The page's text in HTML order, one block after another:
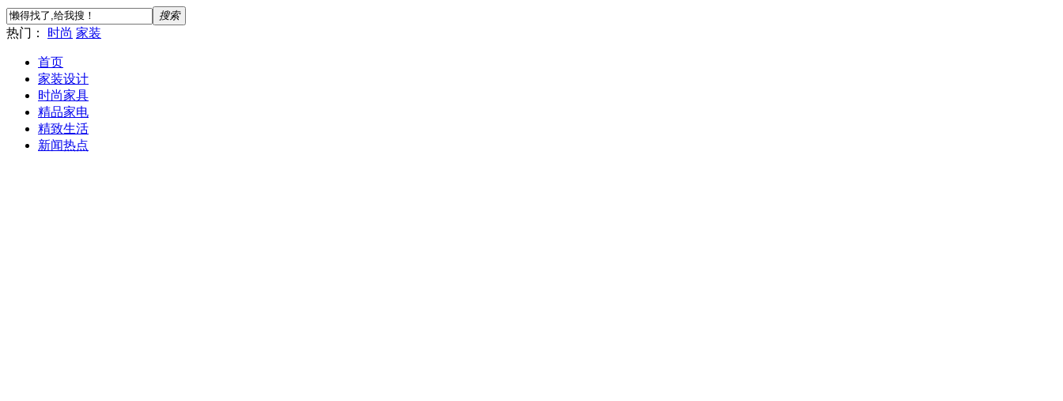
搜索
热门： 时尚 家装
首页
家装设计
时尚家具
精品家电
精致生活
新闻热点